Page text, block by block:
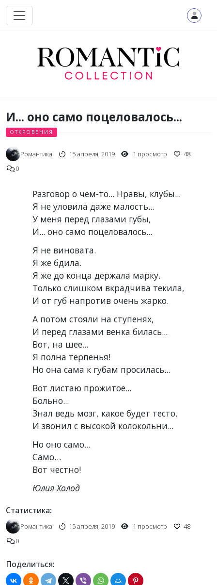
Перейти к основному содержанию
И... оно само поцеловалось...
ОТКРОВЕНИЯ
Романтика 15 апреля, 2019 1 просмотр
48
0
Разговор о чем-то... Нравы, клубы...
Я не уловила даже малость...
У меня перед глазами губы,
И... оно само поцеловалось...
Я не виновата.
Я же бдила.
Я же до конца держала марку.
Только слишком вкрадчива текила,
И от губ напротив очень жарко.
А потом стояли на ступенях,
И перед глазами венка билась...
Вот, на шее...
Я полна терпенья!
Но она сама к губам просилась...
Вот листаю прожитое...
Больно...
Знал ведь мозг, какое будет тесто,
И звонил с высокой колокольни...
Но оно само...
Само…
Вот честно!
Юлия Холод
Статистика:
Романтика 15 апреля, 2019 1 просмотр
48
0
Поделиться: